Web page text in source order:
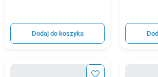
Dodaj do koszyka